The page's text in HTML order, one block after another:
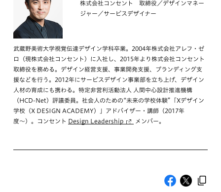
株式会社コンセント 取締役／デザインマネー
ジャー／サービスデザイナー
武蔵野美術大学視覚伝達デザイン学科卒業。2004年株式会社アレフ・ゼ
ロ（現株式会社コンセント）に入社し、2015年より株式会社コンセント
取締役を務める。デザイン経営支援、事業開発支援、ブランディング支
援などを行う。2012年にサービスデザイン事業部を立ち上げ、デザイン
人材の育成にも携わる。特定非営利活動法人 人間中心設計推進機構
（HCD-Net）評議委員。社会人のための“未来の学校体験”「Xデザイン
学校（X DESIGN ACADEMY）」アドバイザー・講師（2017年
度〜）。コンセント Design Leadership メンバー。